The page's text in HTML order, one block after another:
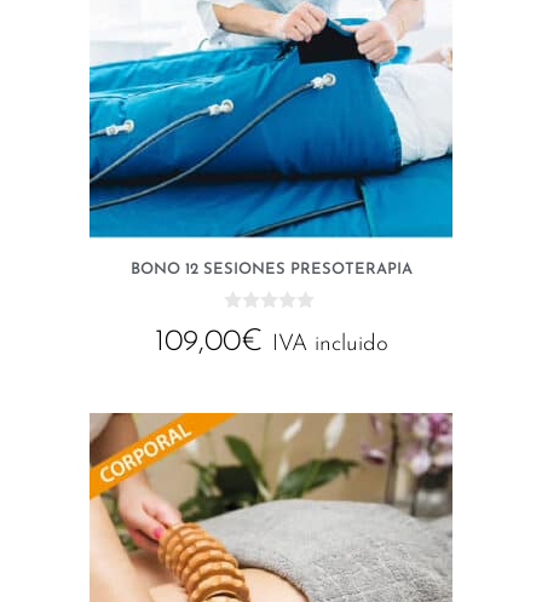
BONO 12 SESIONES PRESOTERAPIA
d
109,00€ IVA incluido